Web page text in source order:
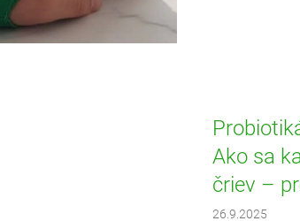
Ako sa
čriev –
26.9.2025